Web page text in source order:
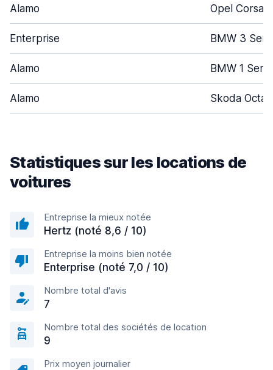
Alamo Opel Corsa
Enterprise BMW 3
Alamo BMW 1
Alamo Skoda
Statistiques sur les locations de
voitures
Entreprise la mieux notée
Hertz (noté 8,6 / 10)
Entreprise la moins bien notée
Enterprise (noté 7,0 / 10)
Nombre total d'avis
7
Nombre total des sociétés de location
9
Prix moyen journalier